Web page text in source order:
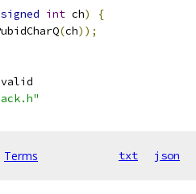
int ch)
{
(ch));
Terms txt json